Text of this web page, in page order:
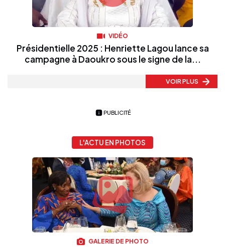
VIDÉO
Présidentielle 2025 : Henriette Lagou lance sa
campagne à Daoukro sous le signe de la...
VOIR PLUS
PUBLICITÉ
L'ACTU EN PHOTOS
GALERIE DE PHOTO